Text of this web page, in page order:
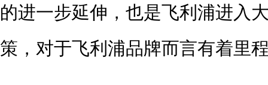
的进一步延伸，也是飞利浦进入
策，对于飞利浦品牌而言有着里